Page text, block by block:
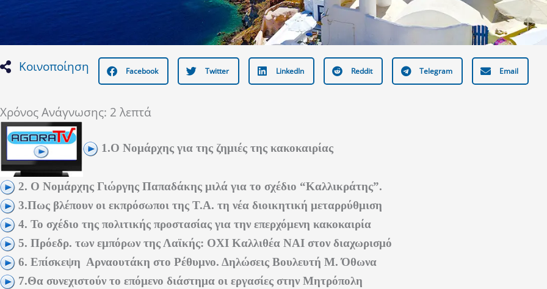
Κοινοποίηση Facebook Twitter LinkedIn Reddit Telegram Email
Χρόνος Ανάγνωσης: 2 λεπτά
1.Ο Νομάρχης για της ζημιές της κακοκαιρίας
2. Ο Νομάρχης Γιώργης Παπαδάκης μιλά για το σχέδιο “Καλλικράτης”.
3.Πως βλέπουν οι εκπρόσωποι της Τ.Α. τη νέα διοικητική μεταρρύθμιση
4. Το σχέδιο της πολιτικής προστασίας για την επερχόμενη κακοκαιρία
5. Πρόεδρ. των εμπόρων της Λαϊκής: OXI Καλλιθέα ΝΑΙ στον διαχωρισμό
6. Επίσκεψη Αρναουτάκη στο Ρέθυμνο. Δηλώσεις Βουλευτή Μ. Όθωνα
7.Θα συνεχιστούν το επόμενο διάστημα οι εργασίες στην Μητρόπολη